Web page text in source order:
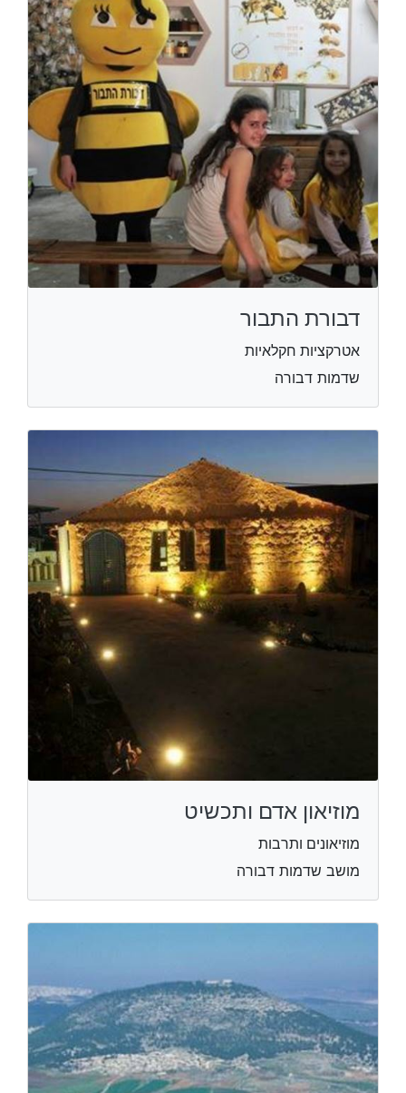
דבורת התבור
אטרקציות חקלאיות
שדמות דבורה
מוזיאון אדם ותכשיט
מוזיאונים ותרבות
מושב שדמות דבורה